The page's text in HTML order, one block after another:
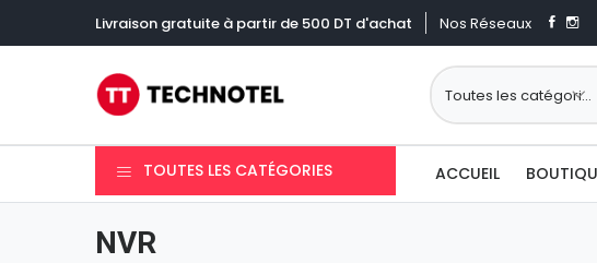
Livraison gratuite à partir de 500 DT d'achat Nos Réseaux
TOUTES LES CATÉGORIES ACCUEIL
NVR